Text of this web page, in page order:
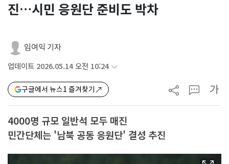
진…시민 응원단 준비도 박차
임여익 기자
업데이트 2026.05.14 오전 10:24
구글에서 뉴스1 즐겨찾기 가
4000명 규모 일반석 모두 매진
민간단체는 '남북 공동 응원단' 결성 추진